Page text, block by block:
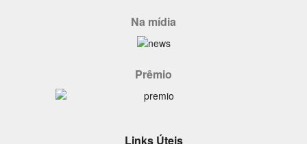
Na mídia
Prêmio
Links Úteis